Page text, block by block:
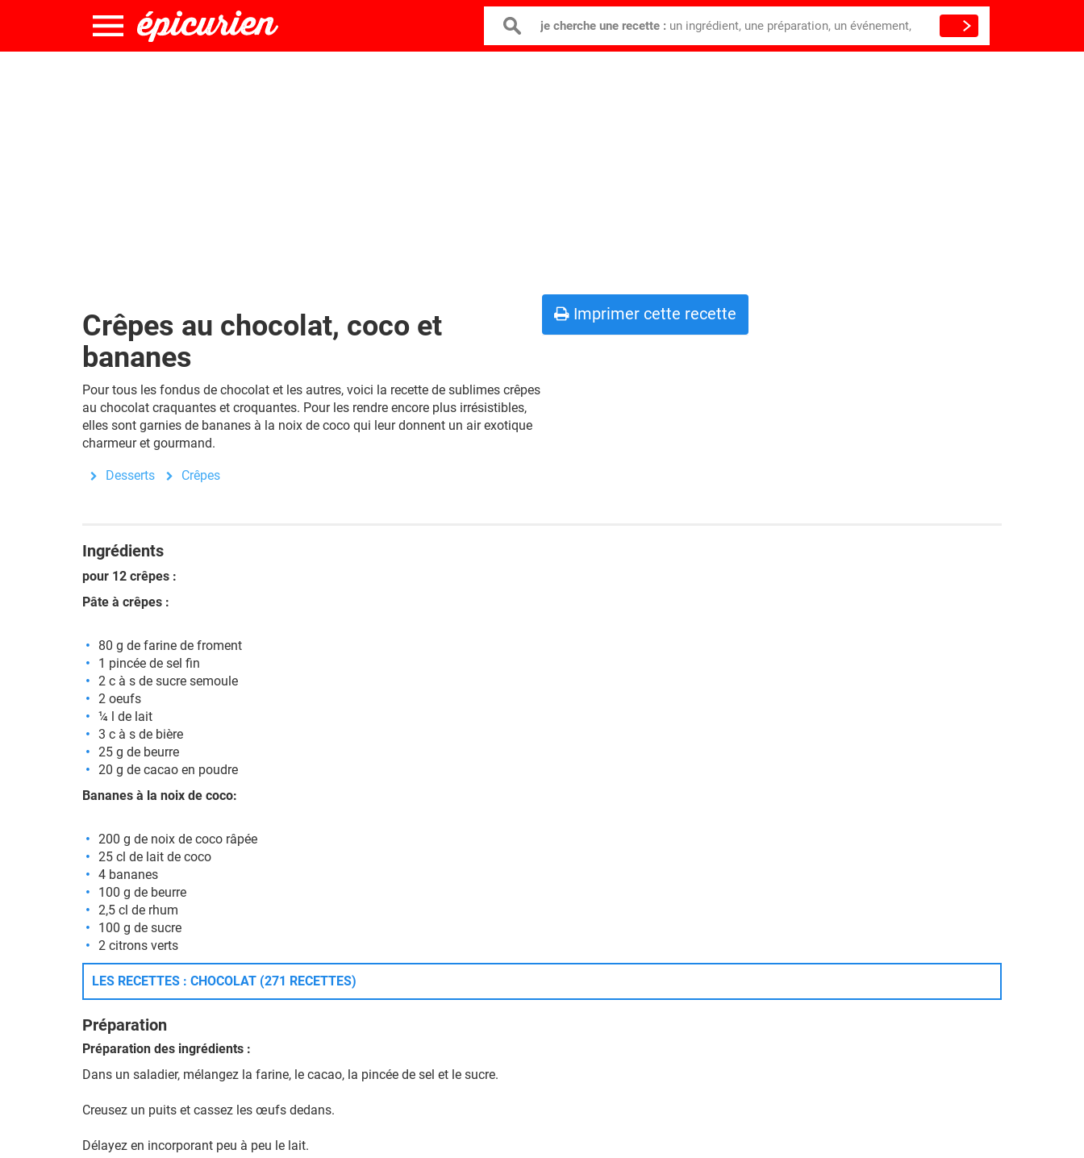
je cherche une recette : un ingrédient, une préparation, un événement,
Crêpes au chocolat, coco et
bananes
Pour tous les fondus de chocolat et les autres, voici la recette de sublimes crêpes
au chocolat craquantes et croquantes. Pour les rendre encore plus irrésistibles,
elles sont garnies de bananes à la noix de coco qui leur donnent un air exotique
charmeur et gourmand.
Desserts Crêpes
Imprimer cette recette
Ingrédients
pour 12 crêpes :
Pâte à crêpes :
80 g de farine de froment
1 pincée de sel fin
2 c à s de sucre semoule
2 oeufs
¼ l de lait
3 c à s de bière
25 g de beurre
20 g de cacao en poudre
Bananes à la noix de coco:
200 g de noix de coco râpée
25 cl de lait de coco
4 bananes
100 g de beurre
2,5 cl de rhum
100 g de sucre
2 citrons verts
LES RECETTES : CHOCOLAT (271 RECETTES)
Préparation
Préparation des ingrédients :
Dans un saladier, mélangez la farine, le cacao, la pincée de sel et le sucre.
Creusez un puits et cassez les œufs dedans.
Délayez en incorporant peu à peu le lait.